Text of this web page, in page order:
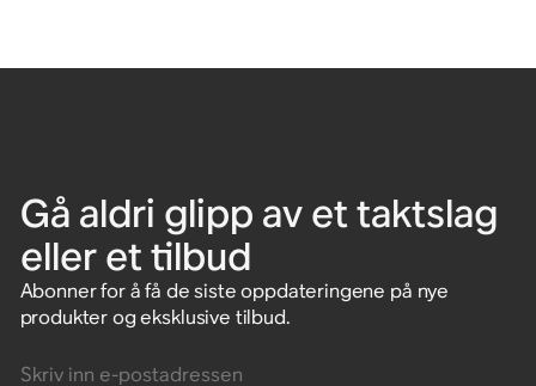
Gå aldri glipp av et taktslag
eller et tilbud
Abonner for å få de siste oppdateringene på nye
produkter og eksklusive tilbud.